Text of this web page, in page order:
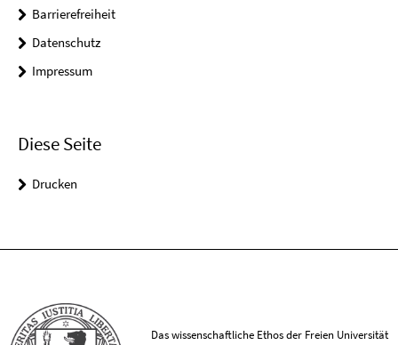
Barrierefreiheit
Datenschutz
Impressum
Diese Seite
Drucken
Das wissenschaftliche Ethos der Freien Universität